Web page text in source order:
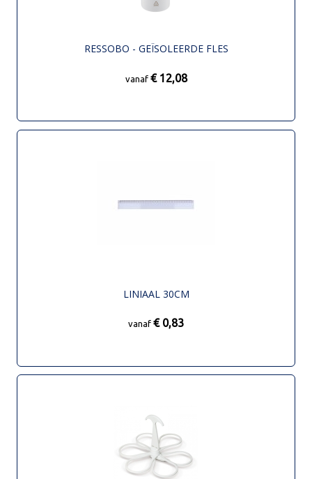
RESSOBO - GEÏSOLEERDE FLES
vanaf € 12,08
LINIAAL 30CM
vanaf € 0,83